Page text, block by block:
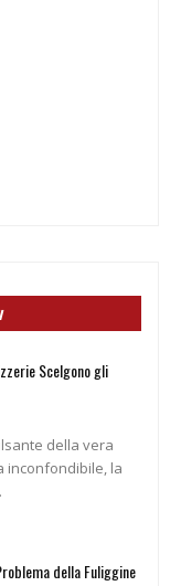
Scelgono gli
della vera
inconfondibile, la
della Fuliggine